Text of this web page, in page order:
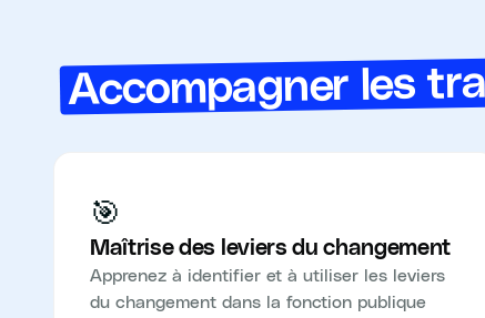
Accompagner les
🎯
Maîtrise des leviers du changement
Apprenez à identifier et à utiliser les leviers
du changement dans la fonction publique